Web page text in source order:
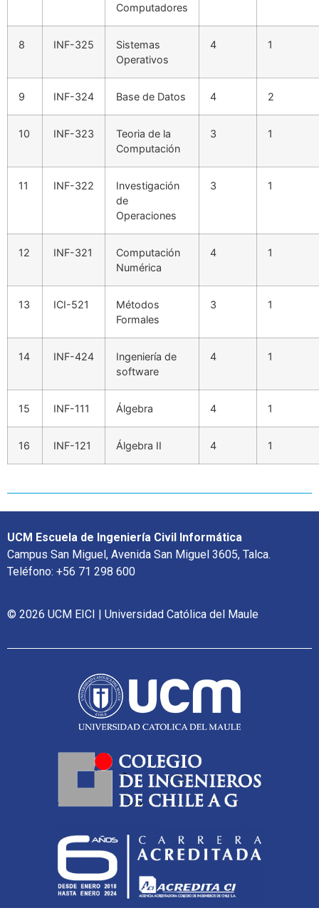
Computadores
8 INF-325
Sistemas
Operativos
4 1
9 INF-324 Base de Datos 4 2
10 INF-323
Teoria de la
Computación
3 1
11 INF-322
Investigación
de
Operaciones
3 1
12 INF-321
Computación
Numérica
4 1
13 ICI-521
Métodos
Formales
3 1
14 INF-424
Ingeniería de
software
4 1
15 INF-111 Álgebra 4 1
16 INF-121 Álgebra II 4 1
UCM Escuela de Ingeniería Civil Informática
Campus San Miguel, Avenida San Miguel 3605, Talca.
Teléfono: +56 71 298 600
© 2026 UCM EICI | Universidad Católica del Maule